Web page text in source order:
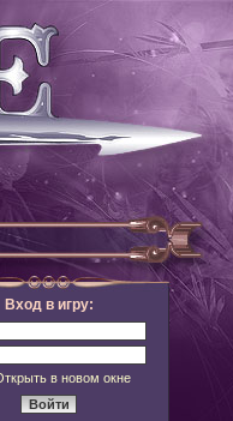
Вход в игру:
в новом окне